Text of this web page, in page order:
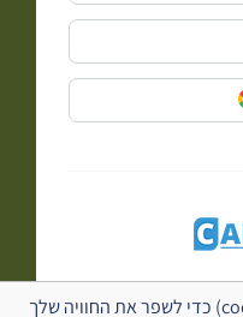
אנחנו משתמשים בקבצי עוגיות (cookies) כדי לשפר את החוויה שלך